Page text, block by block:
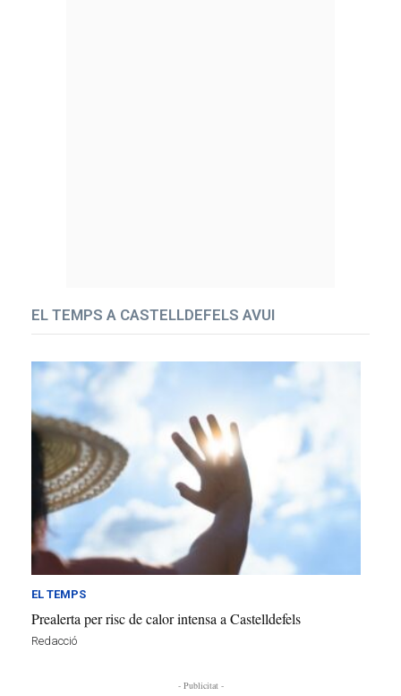
EL TEMPS A CASTELLDEFELS AVUI
EL TEMPS
Prealerta per risc de calor intensa a Castelldefels
Redacció
- Publicitat -